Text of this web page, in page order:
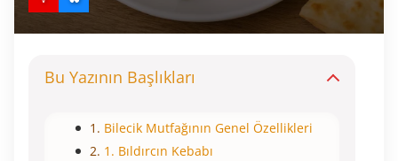
Bu Yazının Başlıkları
Bilecik Mutfağının Genel Özellikleri
1. Bıldırcın Kebabı